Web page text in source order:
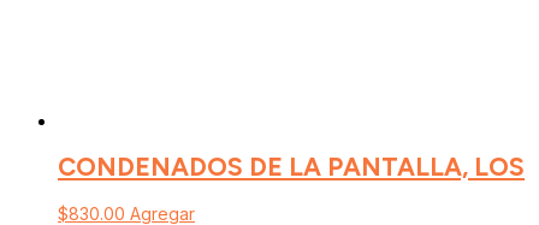
CONDENADOS DE LA PANTALLA, LOS
$830.00 Agregar